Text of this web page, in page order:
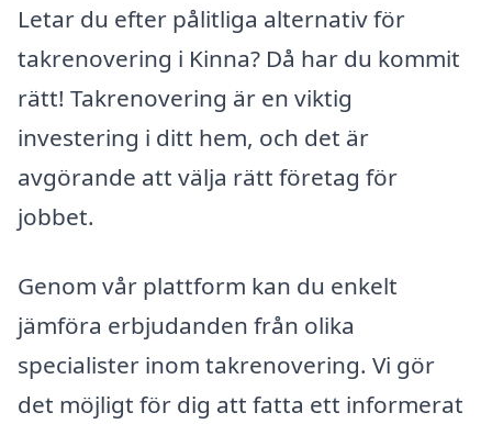
Letar du efter pålitliga alternativ för
takrenovering i Kinna? Då har du kommit
rätt! Takrenovering är en viktig
investering i ditt hem, och det är
avgörande att välja rätt företag för
jobbet.
Genom vår plattform kan du enkelt
jämföra erbjudanden från olika
specialister inom takrenovering. Vi gör
det möjligt för dig att fatta ett informerat